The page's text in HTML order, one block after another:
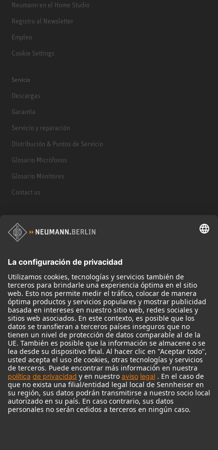
Neumann en el Home Studio
Registro al Newsletter
Empleo
Cookie Settings
Servicio
Descargas
Garantía
Servicio y reparación
Distribución & Puntos de Servicio
Glosario Micrófonos
Glosario Monitores
Contact us
Micrófonos
Monitores
Monitor Accessories
Auriculares
Micrófonos Legendarios
Audio Interface